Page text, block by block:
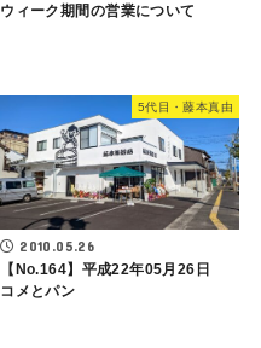
ウィーク期間の営業について
5代目・藤本真由
2010.05.26
【No.164】平成22年05月26日
コメとパン